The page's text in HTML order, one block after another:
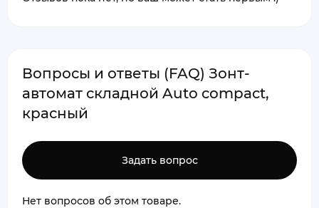
Вопросы и ответы (FAQ) Зонт-
автомат складной Auto compact,
красный
Задать вопрос
Нет вопросов об этом товаре.